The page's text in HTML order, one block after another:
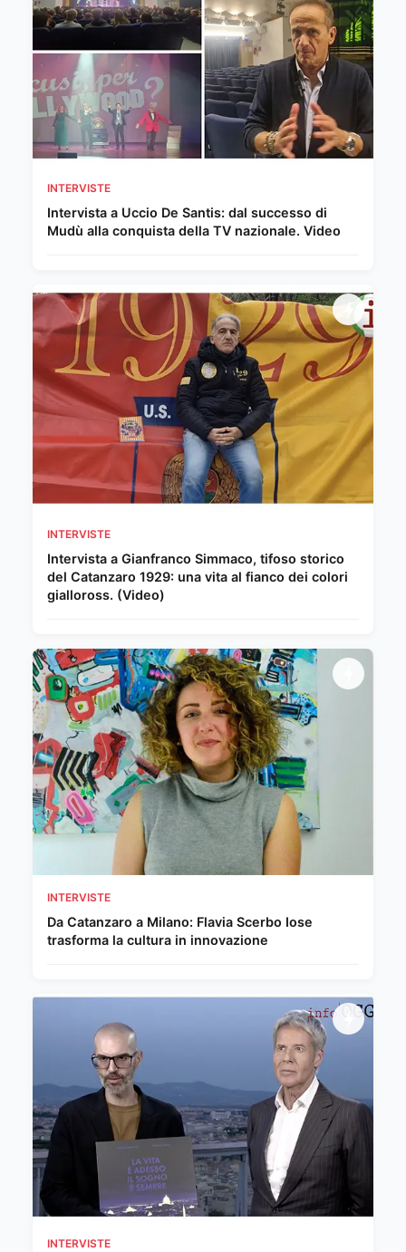
INTERVISTE
Intervista a Uccio De Santis: dal successo di
Mudù alla conquista della TV nazionale. Video
INTERVISTE
Intervista a Gianfranco Simmaco, tifoso storico
del Catanzaro 1929: una vita al fianco dei colori
gialloross. (Video)
INTERVISTE
Da Catanzaro a Milano: Flavia Scerbo Iose
trasforma la cultura in innovazione
INTERVISTE